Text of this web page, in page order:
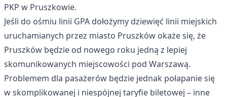
PKP w Pruszkowie.
Jeśli do ośmiu linii GPA dołożymy dziewięć linii miejskich
uruchamianych przez miasto Pruszków okaże się, że
Pruszków będzie od nowego roku jedną z lepiej
skomunikowanych miejscowości pod Warszawą.
Problemem dla pasażerów będzie jednak połapanie się
w skomplikowanej i niespójnej taryfie biletowej – inne